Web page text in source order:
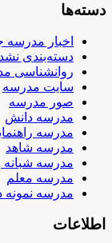
دسته‌ها
اخبار مدرسه
دسته‌بندی
روانشناسی
سایت مدرسه
صور مدرسه
مدرسه دانش
مدرسه
مدرسه شاهد
مدرسه
مدرسه معلم
مدرسه نمونه
اطلاعات